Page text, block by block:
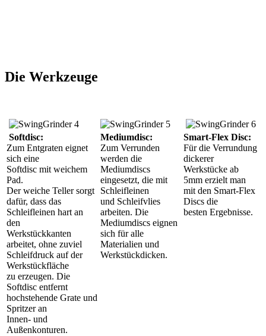
Die Werkzeuge
Softdisc:
Zum Entgraten eignet
sich eine
Softdisc mit weichem
Pad.
Der weiche Teller sorgt
dafür, dass das
Schleifleinen hart an
den
Werkstückkanten
arbeitet, ohne zuviel
Schleifdruck auf der
Werkstückfläche
zu erzeugen. Die
Softdisc entfernt
hochstehende Grate und
Spritzer an
Innen- und
Außenkonturen.
Mediumdisc:
Zum Verrunden
werden die
Mediumdiscs
eingesetzt, die mit
Schleifleinen
und Schleifvlies
arbeiten. Die
Mediumdiscs eignen
sich für alle
Materialien und
Werkstückdicken.
Smart-Flex Disc:
Für die Verrundung
dickerer
Werkstücke ab
5mm erzielt man
mit den Smart-Flex
Discs die
besten Ergebnisse.